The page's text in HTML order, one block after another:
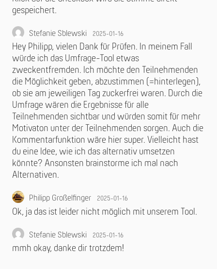
gespeichert.
Stefanie Sblewski 2025-01-16
Hey Philipp, vielen Dank für Prüfen. In meinem Fall
würde ich das Umfrage-Tool etwas
zweckentfremden. Ich möchte den Teilnehmenden
die Möglichkeit geben, abzustimmen (=hinterlegen),
ob sie am jeweiligen Tag zuckerfrei waren. Durch die
Umfrage wären die Ergebnisse für alle
Teilnehmenden sichtbar und würden somit für mehr
Motivaton unter der Teilnehmenden sorgen. Auch die
Kommentarfunktion wäre hier super. Vielleicht hast
du eine Idee, wie ich das alternativ umsetzen
könnte? Ansonsten brainstorme ich mal nach
Alternativen.
Philipp Großelfinger 2025-01-16
Ok, ja das ist leider nicht möglich mit unserem Tool.
Stefanie Sblewski 2025-01-16
mmh okay, danke dir trotzdem!